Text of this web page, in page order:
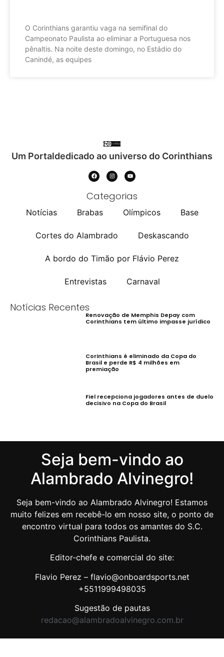
O Corinthians garantiu vaga na semifinal do
Campeonato Paulista ao eliminar a Portuguesa nos
pênaltis. Na noite deste domingo, no Estádio do
Canindé, as equipes
Um Portaldedicado ao universo do Corinthians
Categorias
Notícias Brabas Olímpicos Base
Cortes do Alambrado Deskascando
A bordo do Timão por Flávio Perez
Entrevistas Carnaval
Notícias Recentes
Renovação de Memphis Depay com
Corinthians tem último impasse jurídico
Corinthians é eliminado da Copa do
Brasil e perde R$ 4 milhões em
premiação
Fiel recepciona jogadores antes de duelo
decisivo na Copa do Brasil
Seja bem-vindo ao
Alambrado Alvinegro!
Seja bem-vindo ao Alambrado Alvinegro! Estamos
muito felizes em recebê-lo em nosso site, o ponto de
encontro virtual para todos os amantes do S.C.
Corinthians Paulista.
Editor-chefe e comercial do site:
Flavio Perez – flavio@onboardsports.net
+5511999498035
Sugestão de pautas
redacao@alambradoalvinegro.com.br